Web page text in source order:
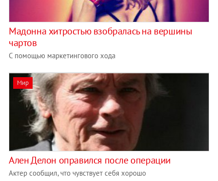
Мадонна хитростью взобралась на вершины
чартов
С помощью маркетингового хода
Мир
Ален Делон оправился после операции
Актер сообщил, что чувствует себя хорошо